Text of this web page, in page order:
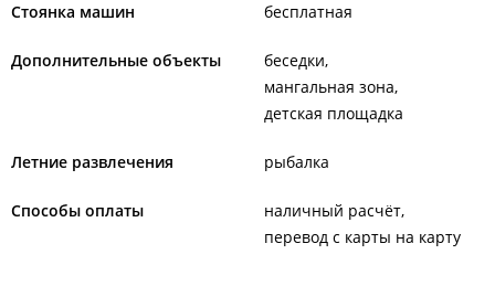
Стоянка машин бесплатная
Дополнительные объекты
беседки
мангальная зона
детская площадка
Летние развлечения рыбалка
Способы оплаты
наличный расчёт
перевод с карты на карту